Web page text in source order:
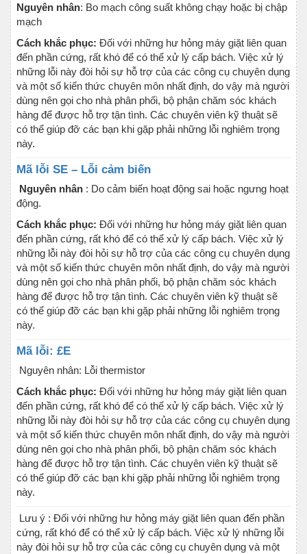
Nguyên nhân: Bo mạch công suất không chạy hoặc bị chập
mạch
Cách khắc phục: Đối với những hư hỏng máy giặt liên quan
đến phần cứng, rất khó để có thể xử lý cấp bách. Việc xử lý
những lỗi này đòi hỏi sự hỗ trợ của các công cụ chuyên dụng
và một số kiến thức chuyên môn nhất định, do vậy mà người
dùng nên gọi cho nhà phân phối, bộ phận chăm sóc khách
hàng để được hỗ trợ tận tình. Các chuyên viên kỹ thuật sẽ
có thể giúp đỡ các bạn khi gặp phải những lỗi nghiêm trọng
này.
Mã lỗi SE – Lỗi cảm biến
Nguyên nhân : Do cảm biến hoạt động sai hoặc ngưng hoạt
động.
Cách khắc phục: Đối với những hư hỏng máy giặt liên quan
đến phần cứng, rất khó để có thể xử lý cấp bách. Việc xử lý
những lỗi này đòi hỏi sự hỗ trợ của các công cụ chuyên dụng
và một số kiến thức chuyên môn nhất định, do vậy mà người
dùng nên gọi cho nhà phân phối, bộ phận chăm sóc khách
hàng để được hỗ trợ tận tình. Các chuyên viên kỹ thuật sẽ
có thể giúp đỡ các bạn khi gặp phải những lỗi nghiêm trọng
này.
Mã lỗi: £E
Nguyên nhân: Lỗi thermistor
Cách khắc phục: Đối với những hư hỏng máy giặt liên quan
đến phần cứng, rất khó để có thể xử lý cấp bách. Việc xử lý
những lỗi này đòi hỏi sự hỗ trợ của các công cụ chuyên dụng
và một số kiến thức chuyên môn nhất định, do vậy mà người
dùng nên gọi cho nhà phân phối, bộ phận chăm sóc khách
hàng để được hỗ trợ tận tình. Các chuyên viên kỹ thuật sẽ
có thể giúp đỡ các bạn khi gặp phải những lỗi nghiêm trọng
này.
Lưu ý : Đối với những hư hỏng máy giặt liên quan đến phần
cứng, rất khó để có thể xử lý cấp bách. Việc xử lý những lỗi
này đòi hỏi sự hỗ trợ của các công cụ chuyên dụng và một